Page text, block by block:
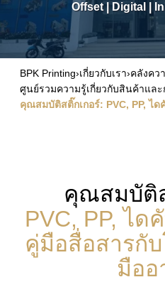
Offset| Digital
BPK Printing›เกี่ยวกับเรา›คลังคว
ศูนย์รวมความรู้เกี่ยวกับสินค้าและ
คุณสมบัติสติ๊กเกอร์: PVC, PP, ไ
คุณสมบัติ
PVC, PP, ได
คู่มือสื่อสารกั
มืออ